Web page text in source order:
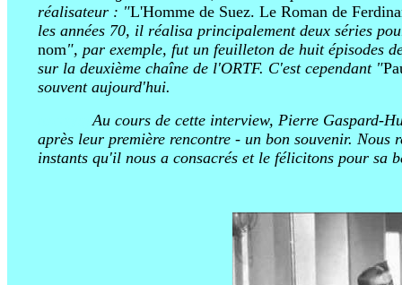
réalisateur : "L'Homme de Suez. Le Roman de
les années 70, il réalisa principalement deux séries
nom", par exemple, fut un feuilleton de huit épisodes
sur la deuxième chaîne de l'ORTF. C'est cependant "
souvent aujourd'hui.
azertyuyAu cours de cette interview, Pierre Gaspard-
après leur première rencontre - un bon souvenir. Nous
instants qu'il nous a consacrés et le félicitons pour sa